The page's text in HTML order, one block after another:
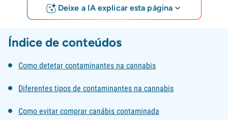
Deixe a IA explicar esta página
Índice de conteúdos
Como detetar contaminantes na cannabis
Diferentes tipos de contaminantes na cannabis
Como evitar comprar canábis contaminada